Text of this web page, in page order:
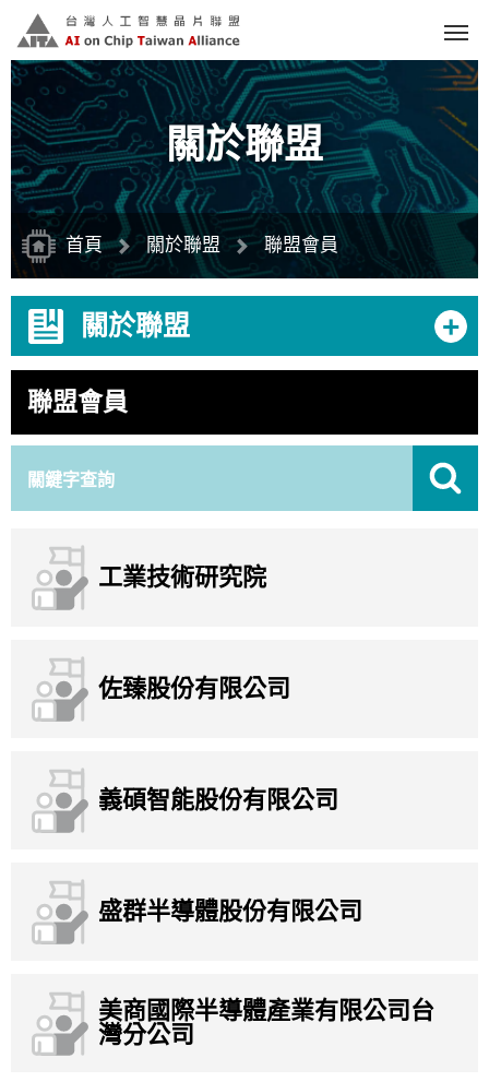
關於聯盟
首頁 關於聯盟 聯盟會員
關於聯盟 +
聯盟會員
工業技術研究院
佐臻股份有限公司
義碩智能股份有限公司
盛群半導體股份有限公司
美商國際半導體產業有限公司台
灣分公司